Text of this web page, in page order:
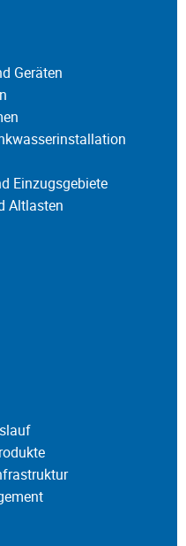
Geräten
Einzugsgebiete
Altlasten